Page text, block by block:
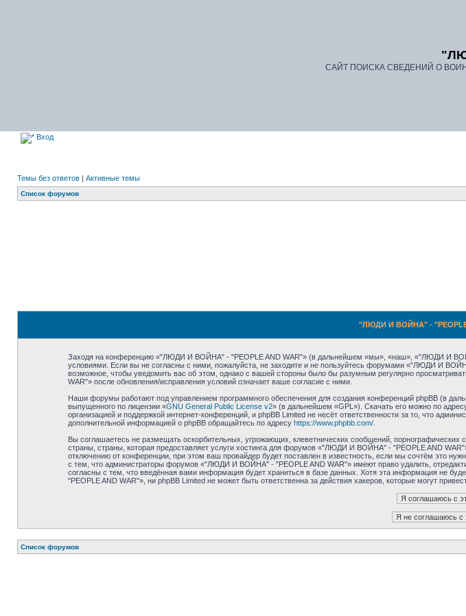
САЙТ ПОИСКА СВЕДЕНИЙ О
Вход
Темы без ответов | Активные темы
Список форумов
"ЛЮДИ И ВОЙНА" - "PEOPLE
Заходя на конференцию «"ЛЮДИ И ВОЙНА" - "PEOPLE AND WAR"» (в дальнейшем «мы», «наш», «"ЛЮДИ И
условиями. Если вы не согласны с ними, пожалуйста, не заходите и не пользуйтесь форумами «"ЛЮДИ И
возможное, чтобы уведомить вас об этом, однако с вашей стороны было бы разумным регулярно
WAR"» после обновления/исправления условий означает ваше согласие с ними.
Наши форумы работают под управлением программного обеспечения для создания конференций phpBB (в
выпущенного по лицензии «GNU General Public License v2» (в дальнейшем «GPL»). Скачать его можно по
организацией и поддержкой интернет-конференций, и phpBB Limited не несёт ответственности за то, что
дополнительной информацией о phpBB обращайтесь по адресу https://www.phpbb.com/.
Вы соглашаетесь не размещать оскорбительных, угрожающих, клеветнических сообщений,
страны, страны, которая предоставляет услуги хостинга для форумов «"ЛЮДИ И ВОЙНА" - "PEOPLE AND
отключению от конференции, при этом ваш провайдер будет поставлен в известность, если мы сочтём это
с тем, что администраторы форумов «"ЛЮДИ И ВОЙНА" - "PEOPLE AND WAR"» имеют право удалить,
согласны с тем, что введённая вами информация будет храниться в базе данных. Хотя эта информация не
"PEOPLE AND WAR"», ни phpBB Limited не может быть ответственна за действия хакеров, которые могут
Список форумов